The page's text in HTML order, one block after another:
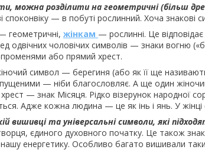
можна розділити на геометричні (більш
споконвіку — в побуті рослинний. Хоча знакові
геометричні, жінкам — рослинні. Це
одвічних чоловічих символів — знаки вогню
променями або прямий хрест.
символ — берегиня (або як її ще
— ніби благословляє. А ще один
— знак Місяця. Рідко візерунок народної
Адже кожна людина — це як інь і янь. У жінці
вишивці та універсальні символи, які
єдиного духовного початку. Це також знак
енергетику. Особливо багато вишивали